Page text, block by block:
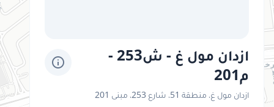
ازدان مول غ - ش253 -
م201
info
ازدان مول غ، منطقة 51، شارع 253، مبنى 201